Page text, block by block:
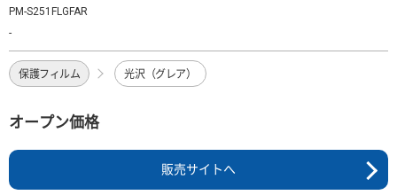
PM-S251FLGFAR
-
保護フィルム 光沢（グレア）
オープン価格
販売サイトへ